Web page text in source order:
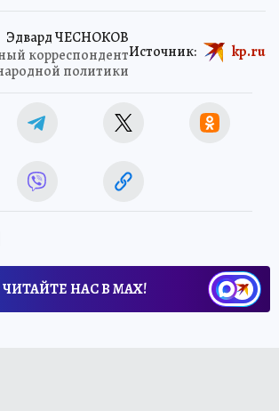
Эдвард ЧЕСНОКОВ
корреспондент
политики
Источник: kp.ru
ЧИТАЙТЕ НАС В МАХ!